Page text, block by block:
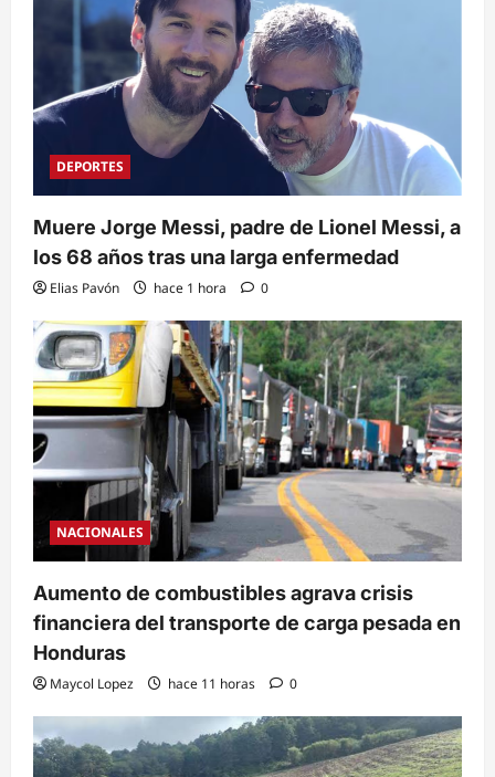
DEPORTES
Muere Jorge Messi, padre de Lionel Messi, a
los 68 años tras una larga enfermedad
Elias Pavón hace 1 hora 0
NACIONALES
Aumento de combustibles agrava crisis
financiera del transporte de carga pesada en
Honduras
Maycol Lopez hace 11 horas 0